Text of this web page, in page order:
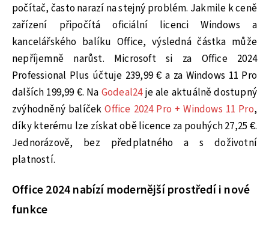
počítač, často narazí na stejný problém. Jakmile k ceně
zařízení připočítá oficiální licenci Windows a
kancelářského balíku Office, výsledná částka může
nepříjemně narůst. Microsoft si za Office 2024
Professional Plus účtuje 239,99 € a za Windows 11 Pro
dalších 199,99 €. Na Godeal24je ale aktuálně dostupný
zvýhodněný balíčekOffice 2024 Pro + Windows 11 Pro,
díky kterému lze získat obě licence za pouhých 27,25 €.
Jednorázově, bez předplatného a s doživotní
platností.
Office 2024 nabízí modernější prostředí i nové
funkce